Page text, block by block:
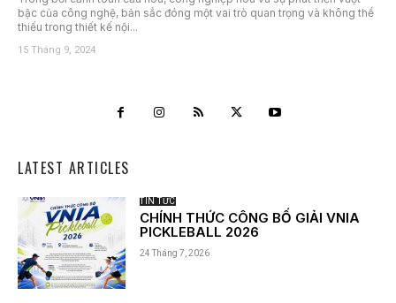
bậc của công nghệ, bản sắc đóng một vai trò quan trọng và không thể
thiếu trong thiết kế nội...
15 Tháng 9, 2024
LATEST ARTICLES
TIN TỨC
CHÍNH THỨC CÔNG BỐ GIẢI VNIA
PICKLEBALL 2026
24 Tháng 7, 2026